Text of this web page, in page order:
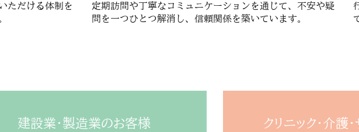
ただける体制を
定期訪問や丁寧なコミュニケーションを通じて、不安や疑
問を一つひとつ解消し、信頼関係を築いています。
建設業・製造業のお客様
クリニック・介護